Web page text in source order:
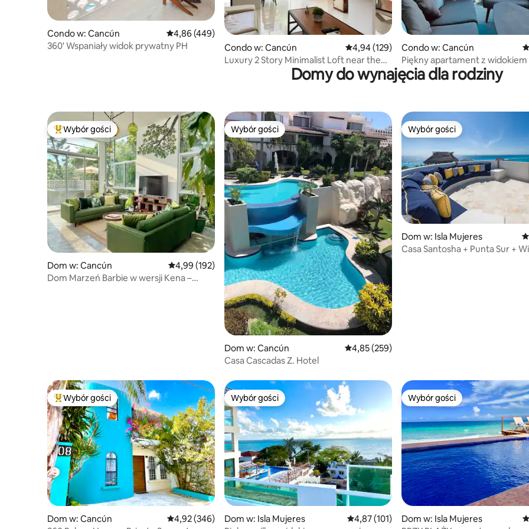
Condo w: Cancún Średnia ocena: 4,86 na 5, liczba recenzji: 449
4,86 (449)
360' Wspaniały widok prywatny PH
Condo w: Cancún Średnia ocena: 4,94 na 5, liczba recenzji: 129
4,94 (129)
Luxury 2 Story Minimalist Loft near the
Condo w: Cancún
Piękny apartament z widokiem
Domy do wynajęcia dla rodziny
Najpopularniejsze z kategorii Wybór gości
Wybór gości
Dom w: Cancún Średnia ocena: 4,99 na 5, liczba recenzji: 192
4,99 (192)
Dom Marzeń Barbie w wersji Kena –
Wybór gości
Wybór gości
Dom w: Cancún Średnia ocena: 4,85 na 5, liczba recenzji: 259
4,85 (259)
Casa Cascadas Z. Hotel
Wybór gości
Wybór gości
Dom w: Isla Mujeres
Casa Santosha + Punta Sur +
Najpopularniejsze z kategorii Wybór gości
Wybór gości
Dom w: Cancún Średnia ocena: 4,92 na 5, liczba recenzji: 346
4,92 (346)
Wybór gości
Wybór gości
Dom w: Isla Mujeres Średnia ocena: 4,87 na 5, liczba recenzji: 101
4,87 (101)
Wybór gości
Wybór gości
Dom w: Isla Mujeres